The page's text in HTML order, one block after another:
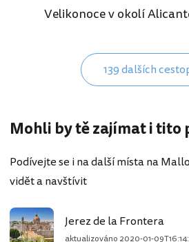
Velikonoce v okolí
139 dalších
Mohli by tě zajímat i tito
Podívejte se i na další místa na
vidět a navštívit
Jerez de la Frontera
aktualizováno 2020-01-